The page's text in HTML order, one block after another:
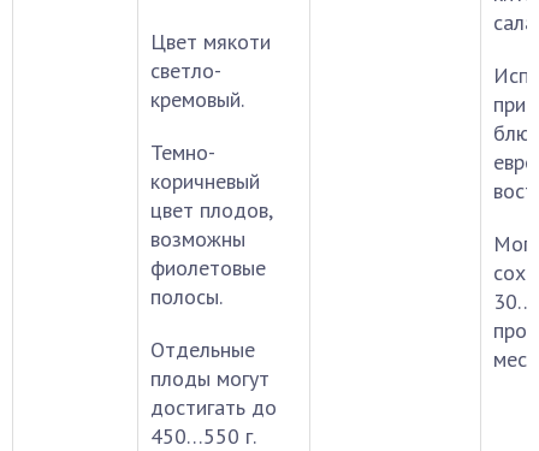
Цвет мякоти
светло-
кремовый.
Темно-
коричневый
цвет плодов,
возможны
фиолетовые
полосы.
Отдельные
плоды могут
достигать до
450…550 г.